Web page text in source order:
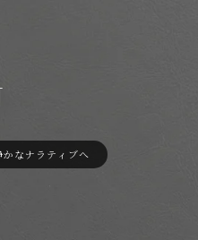
なナラティブへ